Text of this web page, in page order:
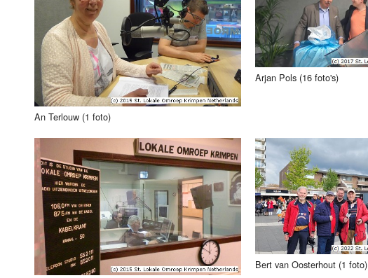
An Terlouw (1 foto)
Arjan Pols (16 foto's)
Bert van Oosterhout (1 foto)